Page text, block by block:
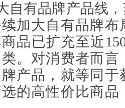
自有品牌产品线
加大自有品牌布
品已扩充至近
。对消费者而言
产品，就等同于
的高性价比商品